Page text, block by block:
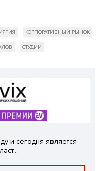
КОРПОРАТИВНЫЙ РЫНОК
СТУДИИ
и сегодня является